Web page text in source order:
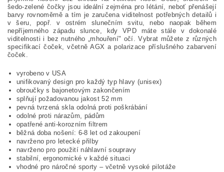
šedo-zelené čočky jsou ideální zejména pro létání, neboť přenášejí
barvy rovnoměrně a tím je zaručena viditelnost potřebných detailů i
v šeru, popř. v ostrém slunečním svitu, nebo naopak během
nepříjemného západu slunce, kdy VPD máte stále v dokonalé
viditelnosti i bez nutného „mhouření" očí. Vybrat můžete z různých
specifikací čoček, včetně AGX a polarizace příslušného zabarvení
čoček.
vyrobeno v USA
unifikovaný design pro každý typ hlavy (unisex)
obroučky s bajonetovým zakončením
splňují požadovanou jakost 52 mm
pevná tvrzená skla odolná proti poškrábání
odolné proti nárazům, pádům
opatřené anti-korozním filtrem
běžná doba nošení: 6-8 let od zakoupení
navrženo pro letecké přilby
navrženo pro použití náhlavní soupravy
stabilní, ergonomické v každé situaci
vhodné pro náročné sporty – včetně vysoké pilotáže